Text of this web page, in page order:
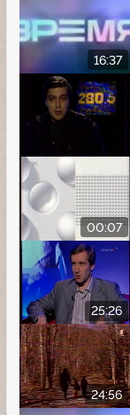
16:37
00:07
25:26
24:56